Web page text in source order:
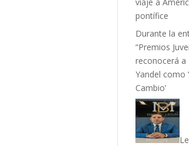
pontífice
Durante la
“Premios
reconocerá a
Yandel como
Cambio’